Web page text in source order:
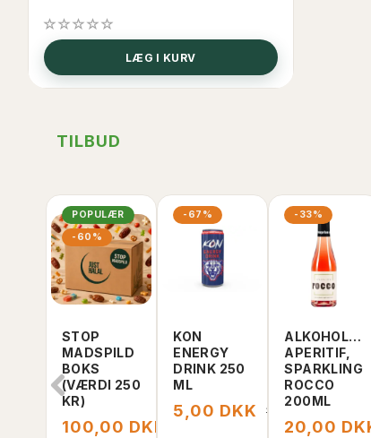
LÆG I KURV
TILBUD
POPULÆR
-60%
STOP
MADSPILD
BOKS
(VÆRDI 250
KR)
100,00 DKK
-67%
KON
ENERGY
DRINK 250
ML
5,00 DKK 15,00 DKK
-33%
ALKOHOLFRI
APERITIF,
SPARKLING
ROCCO
200ML
20,00